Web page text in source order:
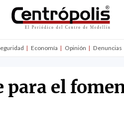
Economía Opinión Denuncias
el